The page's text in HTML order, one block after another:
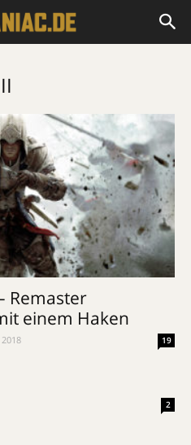
Remaster
einem Haken
19
2